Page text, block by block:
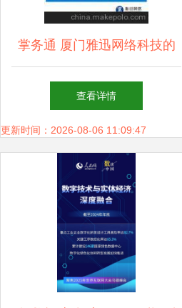
掌务通 厦门雅迅网络科技的
专业网络科技开发解决方案
查看详情
更新时间：2026-08-06 11:09:47